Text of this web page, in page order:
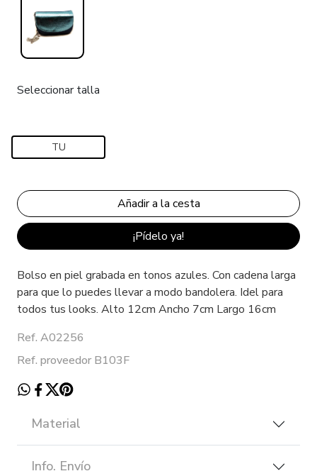
Seleccionar talla
TU
¡Pídelo ya!
Bolso en piel grabada en tonos azules. Con cadena larga
para que lo puedes llevar a modo bandolera. Idel para
todos tus looks. Alto 12cm Ancho 7cm Largo 16cm
Ref. A02256
Ref. proveedor B103F
Material
Info. Envío